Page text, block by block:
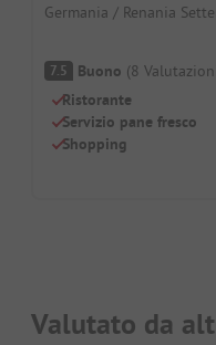
Germania / Renania
7.5 Buono (8 Valutazioni
Ristorante
Servizio pane fresco
Shopping
Valutato da